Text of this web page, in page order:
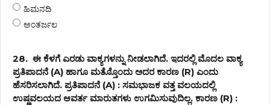
ಹಿಮನದಿ
ಅಂತರ್ಜಲ
28. ಈ ಕೆಳಗೆ ಎರಡು ವಾಕ್ಯಗಳನ್ನು ನೀಡಲಾಗಿದೆ. ಇದರಲ್ಲಿ ಮೊದಲ ವಾಕ್ಯ
ಪ್ರತಿಪಾದನೆ (A) ಹಾಗೂ ಮತ್ತೊೊಂದು ಅದರ ಕಾರಣ (R) ಎಂದು
ಹೆಸರಿಸಲಾಗಿದೆ. ಪ್ರತಿಪಾದನೆ (A) : ಸಮಭಾಜಕ ವತ್ತ ವಲಯದಲ್ಲಿ
ಉಷ್ಣವಲಯದ ಆವರ್ತ ಮಾರುತಗಳು ಉಗಮಿಸುವುದಿಲ್ಲ. ಕಾರಣ (R) :